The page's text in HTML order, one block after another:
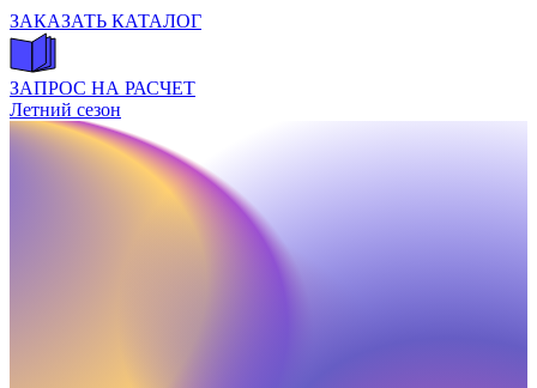
ЗАКАЗАТЬ КАТАЛОГ
ЗАПРОС НА РАСЧЕТ
Летний сезон